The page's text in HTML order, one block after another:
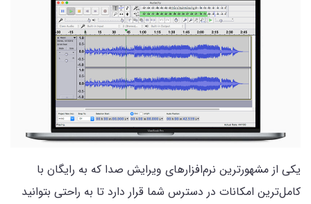
یکی از مشهورترین نرم‌افزارهای ویرایش صدا که به رایگان با
کامل‌ترین امکانات در دسترس شما قرار دارد تا به راحتی بتوانید